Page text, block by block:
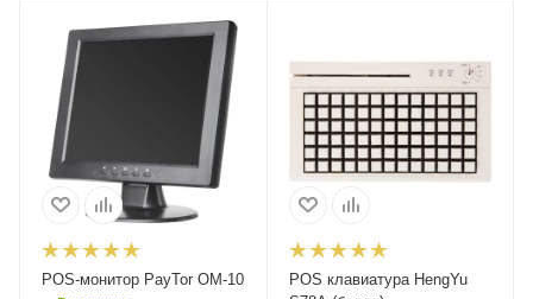
POS-монитор PayTor OM-10
POS клавиатура HengYu